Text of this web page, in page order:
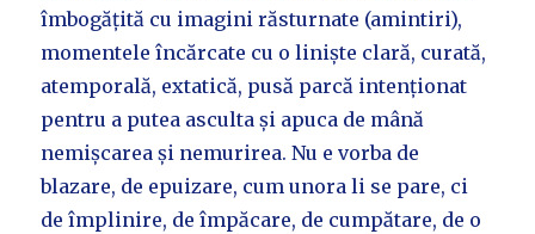
îmbogățită cu imagini răsturnate (amintiri),
momentele încărcate cu o liniște clară, curată,
atemporală, extatică, pusă parcă intenționat
pentru a putea asculta și apuca de mână
nemișcarea și nemurirea. Nu e vorba de
blazare, de epuizare, cum unora li se pare, ci
de împlinire, de împăcare, de cumpătare, de o